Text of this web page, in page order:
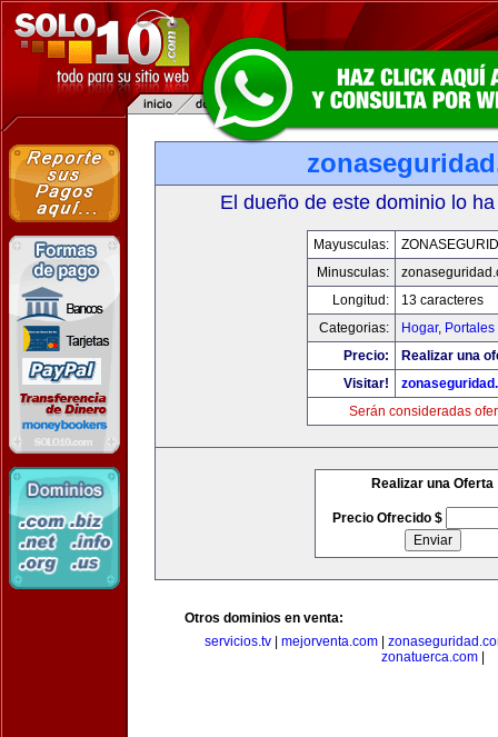
El dueño de este dominio lo
Mayusculas:
Minusculas:
Longitud:
13 caracteres
Categorias:
Hogar, Portales
Precio:
Realizar una
Visitar!
Serán consideradas
Realizar una Oferta
Precio Ofrecido $
Otros dominios en venta:
servicios.tv| mejorventa.com|
zonatuerca.com|